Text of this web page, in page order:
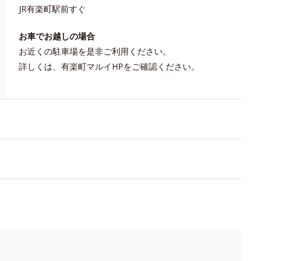
JR有楽町駅前すぐ
お車でお越しの場合
お近くの駐車場を是非ご利用ください。
詳しくは、有楽町マルイHPをご確認ください。